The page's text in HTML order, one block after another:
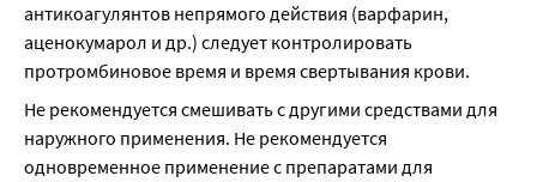
антикоагулянтов непрямого действия (варфарин,
аценокумарол и др.) следует контролировать
протромбиновое время и время свертывания крови.
Не рекомендуется смешивать с другими средствами для
наружного применения. Не рекомендуется
одновременное применение с препаратами для